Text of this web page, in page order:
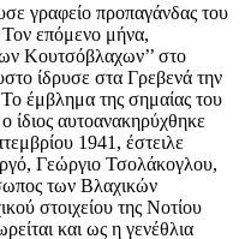
γραφείο προπαγάνδας του
Τον επόμενο μήνα,
Κουτσόβλαχων’’ στο
ίδρυσε στα Γρεβενά την
έμβλημα της σημαίας του
ίδιος αυτοανακηρύχθηκε
1941, έστειλε
Γεώργιο Τσολάκογλου,
των Βλαχικών
στοιχείου της Νοτίου
και ως η γενέθλια